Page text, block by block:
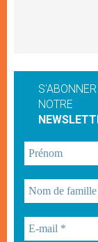
NOTRE